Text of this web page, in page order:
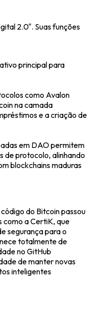
2.0". Suas funções
principal para
como Avalon
na camada
e a criação de
em DAO permitem
de protocolo, alinhando
blockchains maduras
do Bitcoin passou
como a CertiK, que
segurança para o
totalmente de
no GitHub
de manter novas
inteligentes